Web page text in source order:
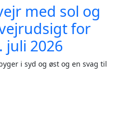
med sol og
for
juli 2026
i syd og øst og en svag til
med sol og lokale byger -